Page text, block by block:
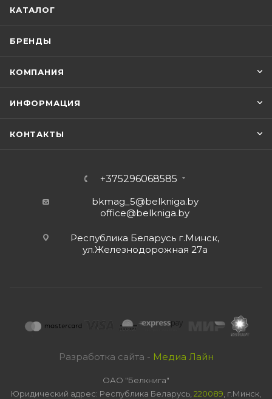
КАТАЛОГ
БРЕНДЫ
КОМПАНИЯ
ИНФОРМАЦИЯ
КОНТАКТЫ
+375296068585
bkmag_5@belkniga.by
office@belkniga.by
Республика Беларусь г.Минск,
ул.Железнодорожная 27а
Разработка сайта - Медиа Лайн
ОАО "Белкнига"
Юридический адрес: Республика Беларусь, 220089 , г.Минск,